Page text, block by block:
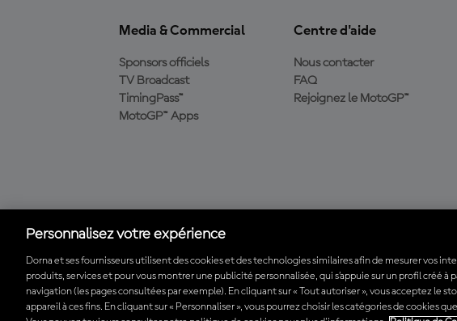
Media & Commercial
Sponsors officiels
TV Broadcast
TimingPass™
MotoGP™ Apps
Centre d'aide
Nous contacter
FAQ
Rejoignez le MotoGP™
officielle du MotoGP™
© 2026 MotoGP Sports Entertainment Group. Tous droits réservés. Toutes les marques
Personnalisez votre expérience
Dorna et ses fournisseurs utilisent des cookies et des technologies similaires afin de mesurer vos
produits, services et pour vous montrer une publicité personnalisée, qui s’appuie sur un profil créé à
navigation (les pages consultées par exemple). En cliquant sur « Tout autoriser », vous acceptez le
appareil à ces fins. En cliquant sur « Personnaliser », vous pourrez choisir les catégories de cookies